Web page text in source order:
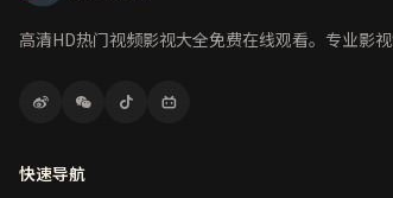
高清HD热门视频影视大全免费在线观看。专业影
快速导航